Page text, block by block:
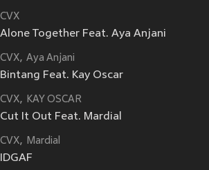
CVX
Alone Together Feat. Aya Anjani
CVX Aya Anjani
Bintang Feat. Kay Oscar
CVX KAY OSCAR
Cut It Out Feat. Mardial
CVX Mardial
IDGAF